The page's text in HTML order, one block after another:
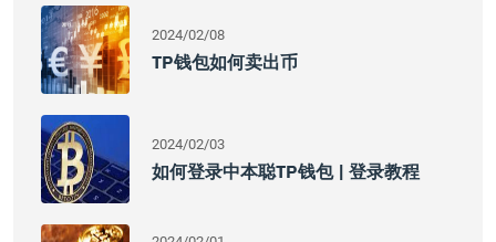
2024/02/08
TP钱包如何卖出币
2024/02/03
如何登录中本聪TP钱包 | 登录教程